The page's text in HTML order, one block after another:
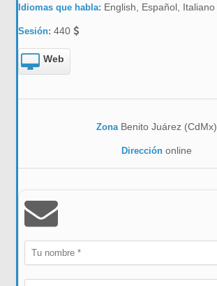
Idiomas que habla: English, Español, Italiano
Sesión:440
Web
Zona Benito Juárez (CdMx)
Direcciónonline